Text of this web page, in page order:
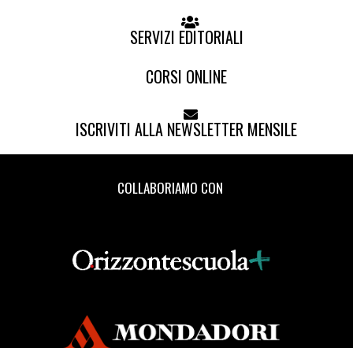
SERVIZI EDITORIALI
CORSI ONLINE
ISCRIVITI ALLA NEWSLETTER MENSILE
COLLABORIAMO CON